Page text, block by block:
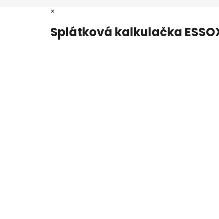
×
Splátková kalkulačka